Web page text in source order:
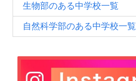
生物部のある中学校一覧
自然科学部のある中学校一覧